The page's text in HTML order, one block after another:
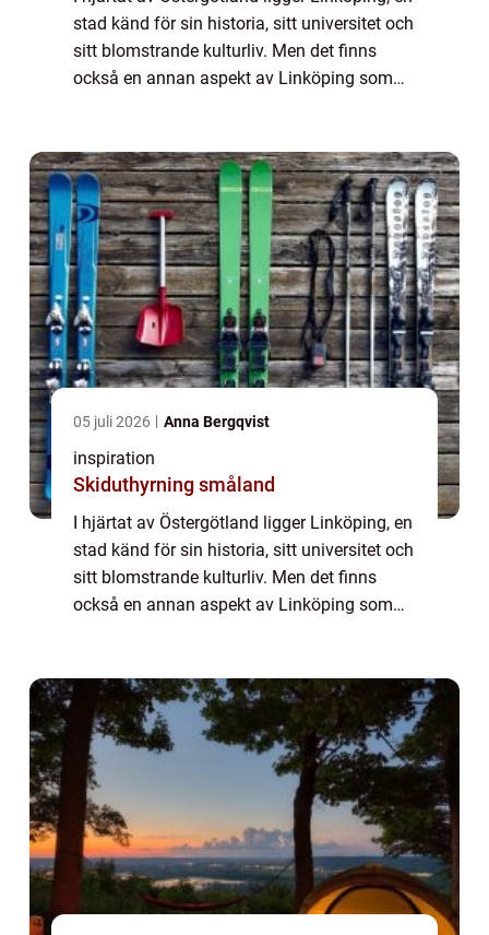
stad känd för sin historia, sitt universitet och
sitt blomstrande kulturliv. Men det finns
också en annan aspekt av Linköping som
05 juli 2026 Anna Bergqvist
inspiration
Skiduthyrning småland
I hjärtat av Östergötland ligger Linköping, en
stad känd för sin historia, sitt universitet och
sitt blomstrande kulturliv. Men det finns
också en annan aspekt av Linköping som